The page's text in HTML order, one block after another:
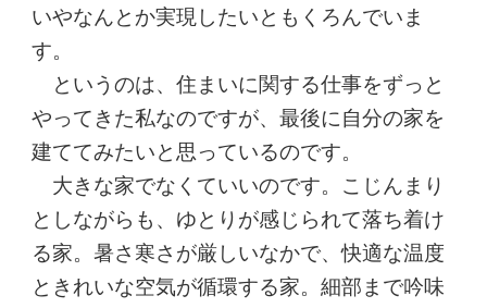
いやなんとか実現したいともくろんでいま
す。
というのは、住まいに関する仕事をずっと
やってきた私なのですが、最後に自分の家を
建ててみたいと思っているのです。
大きな家でなくていいのです。こじんまり
としながらも、ゆとりが感じられて落ち着け
る家。暑さ寒さが厳しいなかで、快適な温度
ときれいな空気が循環する家。細部まで吟味